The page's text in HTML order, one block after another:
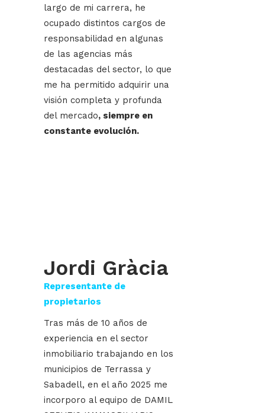
largo de mi carrera, he
ocupado distintos cargos de
responsabilidad en algunas
de las agencias más
destacadas del sector, lo que
me ha permitido adquirir una
visión completa y profunda
del mercado, siempre en
constante evolución.
Jordi Gràcia
Representante de
propietarios
Tras más de 10 años de
experiencia en el sector
inmobiliario trabajando en los
municipios de Terrassa y
Sabadell, en el año 2025 me
incorporo al equipo de DAMIL